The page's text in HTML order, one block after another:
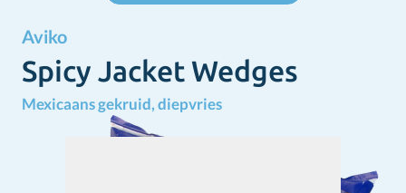
Aviko
Spicy Jacket Wedges
Mexicaans gekruid, diepvries